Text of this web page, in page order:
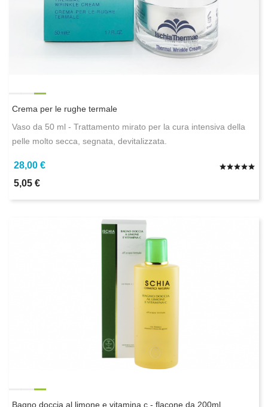
Crema per le rughe termale
Vaso da 50 ml - Trattamento mirato per la cura intensiva della
pelle molto secca, segnata, devitalizzata.
28,00 €
5,05 €
Bagno doccia al limone e vitamina c - flacone da 200ml